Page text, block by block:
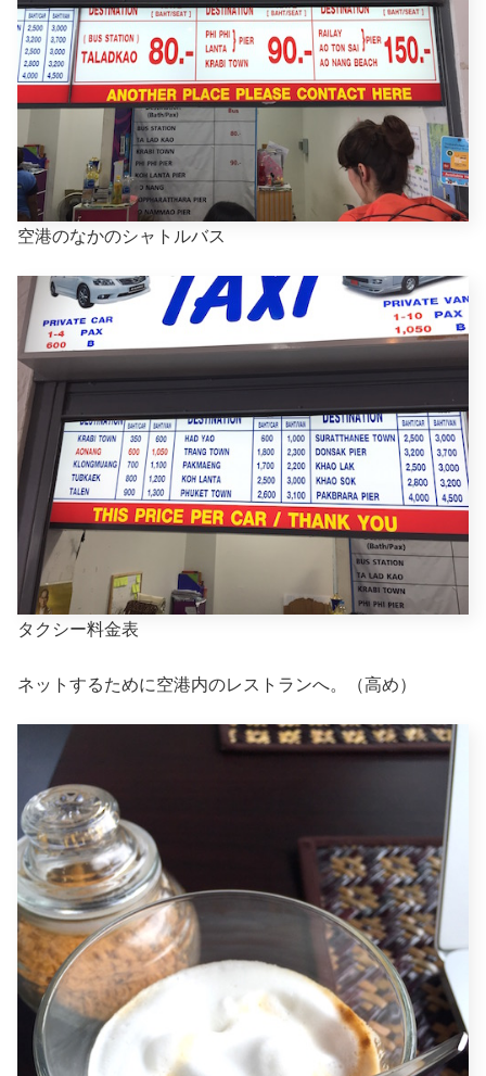
空港のなかのシャトルバス
タクシー料金表
ネットするために空港内のレストランへ。（高め）